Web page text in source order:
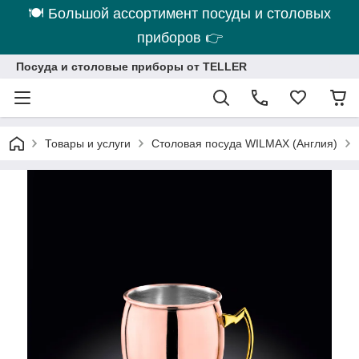
🍽 Большой ассортимент посуды и столовых
приборов 👉
Посуда и столовые приборы от TELLER
Товары и услуги Столовая посуда WILMAX (Англия)